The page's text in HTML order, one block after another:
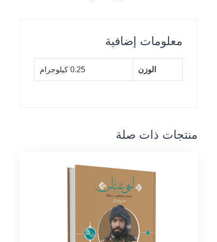
معلومات إضافية
الوزن 0.25 كيلوجرام
منتجات ذات صلة